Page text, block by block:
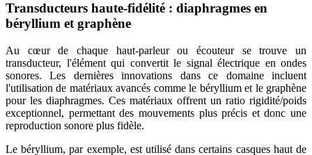
Transducteurs haute-fidélité : diaphragmes en
béryllium et graphène
Au cœur de chaque haut-parleur ou écouteur se trouve un
transducteur, l'élément qui convertit le signal électrique en ondes
sonores. Les dernières innovations dans ce domaine incluent
l'utilisation de matériaux avancés comme le béryllium et le graphène
pour les diaphragmes. Ces matériaux offrent un ratio rigidité/poids
exceptionnel, permettant des mouvements plus précis et donc une
reproduction sonore plus fidèle.
Le béryllium, par exemple, est utilisé dans certains casques haut de